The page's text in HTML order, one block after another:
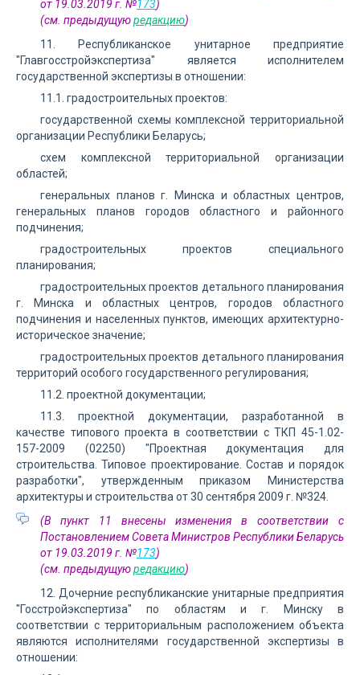
от 19.03.2019 г. №173)
(см. предыдущуюредакцию)
11. Республиканское унитарное предприятие
"Главгосстройэкспертиза" является исполнителем
государственной экспертизы в отношении:
11.1. градостроительных проектов:
государственной схемы комплексной территориальной
организации Республики Беларусь;
схем комплексной территориальной организации
областей;
генеральных планов г. Минска и областных центров,
генеральных планов городов областного и районного
подчинения;
градостроительных проектов специального
планирования;
градостроительных проектов детального планирования
г. Минска и областных центров, городов областного
подчинения и населенных пунктов, имеющих архитектурно-
историческое значение;
градостроительных проектов детального планирования
территорий особого государственного регулирования;
11.2. проектной документации;
11.3. проектной документации, разработанной в
качестве типового проекта в соответствии с ТКП 45-1.02-
157-2009 (02250) "Проектная документация для
строительства. Типовое проектирование. Состав и порядок
разработки", утвержденным приказом Министерства
архитектуры и строительства от 30 сентября 2009 г. №324.
(В пункт 11 внесены изменения в соответствии с
Постановлением Совета Министров Республики Беларусь
от 19.03.2019 г. №173)
(см. предыдущуюредакцию)
12. Дочерние республиканские унитарные предприятия
"Госстройэкспертиза" по областям и г. Минску в
соответствии с территориальным расположением объекта
являются исполнителями государственной экспертизы в
отношении: